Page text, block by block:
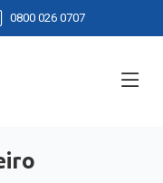
0800 026 0707